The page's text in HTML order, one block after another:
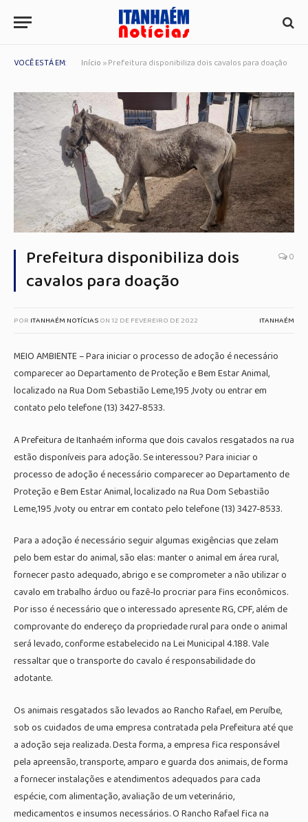
VOCÊ ESTÁ EM: Início »Prefeitura disponibiliza dois cavalos para doação
Prefeitura disponibiliza dois
cavalos para doação
0
POR ITANHAÉM NOTÍCIASON12 DE FEVEREIRO DE 2022 ITANHAÉM
MEIO AMBIENTE – Para iniciar o processo de adoção é necessário
comparecer ao Departamento de Proteção e Bem Estar Animal,
localizado na Rua Dom Sebastião Leme,195 ,Ivoty ou entrar em
contato pelo telefone (13) 3427-8533.
A Prefeitura de Itanhaém informa que dois cavalos resgatados na rua
estão disponíveis para adoção. Se interessou? Para iniciar o
processo de adoção é necessário comparecer ao Departamento de
Proteção e Bem Estar Animal, localizado na Rua Dom Sebastião
Leme,195 ,Ivoty ou entrar em contato pelo telefone (13) 3427-8533.
Para a adoção é necessário seguir algumas exigências que zelam
pelo bem estar do animal, são elas: manter o animal em área rural,
fornecer pasto adequado, abrigo e se comprometer a não utilizar o
cavalo em trabalho árduo ou fazê-lo procriar para fins econômicos.
Por isso é necessário que o interessado apresente RG, CPF, além de
comprovante do endereço da propriedade rural para onde o animal
será levado, conforme estabelecido na Lei Municipal 4.188. Vale
ressaltar que o transporte do cavalo é responsabilidade do
adotante.
Os animais resgatados são levados ao Rancho Rafael, em Peruíbe,
sob os cuidados de uma empresa contratada pela Prefeitura até que
a adoção seja realizada. Desta forma, a empresa fica responsável
pela apreensão, transporte, amparo e guarda dos animais, de forma
a fornecer instalações e atendimentos adequados para cada
espécie, com alimentação, avaliação de um veterinário,
medicamentos e insumos necessários. O Rancho Rafael fica na